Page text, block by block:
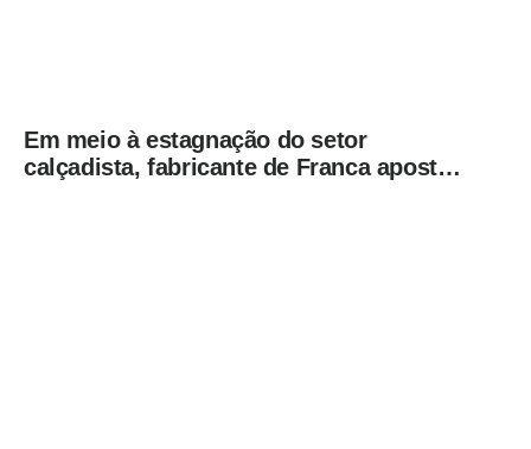
Em meio à estagnação do setor
calçadista, fabricante de Franca aposta